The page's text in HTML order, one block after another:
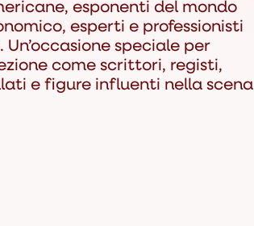
esponenti del mondo
esperti e professionisti
speciale per
come scrittori, registi,
e figure influenti nella scena